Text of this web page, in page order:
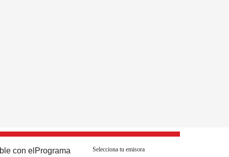
con el Programa Selecciona tu emisora